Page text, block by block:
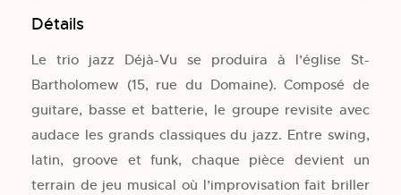
Détails
Le trio jazz Déjà-Vu se produira à l’église St-
Bartholomew (15, rue du Domaine). Composé de
guitare, basse et batterie, le groupe revisite avec
audace les grands classiques du jazz. Entre swing,
latin, groove et funk, chaque pièce devient un
terrain de jeu musical où l’improvisation fait briller